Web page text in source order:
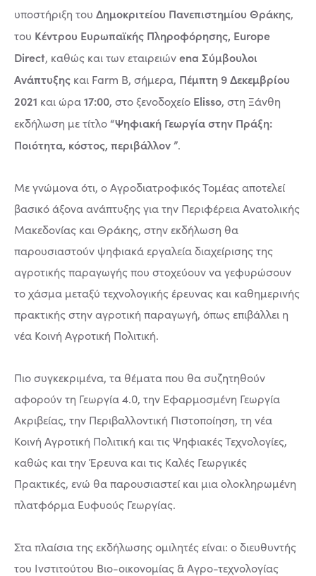
υποστήριξη του Δημοκριτείου Πανεπιστημίου Θράκης,
του Κέντρου Ευρωπαϊκής Πληροφόρησης, Europe
Direct, καθώς και των εταιρειώνena Σύμβουλοι
Ανάπτυξης και Farm B, σήμερα, Πέμπτη 9 Δεκεμβρίου
2021 και ώρα17:00, στο ξενοδοχείο Elisso, στη Ξάνθη
εκδήλωση με τίτλο “Ψηφιακή Γεωργία στην Πράξη:
Ποιότητα, κόστος, περιβάλλον ”.
Με γνώμονα ότι, ο Αγροδιατροφικός Τομέας αποτελεί
βασικό άξονα ανάπτυξης για την Περιφέρεια Ανατολικής
Μακεδονίας και Θράκης, στην εκδήλωση θα
παρουσιαστούν ψηφιακά εργαλεία διαχείρισης της
αγροτικής παραγωγής που στοχεύουν να γεφυρώσουν
το χάσμα μεταξύ τεχνολογικής έρευνας και καθημερινής
πρακτικής στην αγροτική παραγωγή, όπως επιβάλλει η
νέα Κοινή Αγροτική Πολιτική.
Πιο συγκεκριμένα, τα θέματα που θα συζητηθούν
αφορούν τη Γεωργία 4.0, την Εφαρμοσμένη Γεωργία
Ακριβείας, την Περιβαλλοντική Πιστοποίηση, τη νέα
Κοινή Αγροτική Πολιτική και τις Ψηφιακές Τεχνολογίες,
καθώς και την Έρευνα και τις Καλές Γεωργικές
Πρακτικές, ενώ θα παρουσιαστεί και μια ολοκληρωμένη
πλατφόρμα Ευφυούς Γεωργίας.
Στα πλαίσια της εκδήλωσης ομιλητές είναι: ο διευθυντής
του Ινστιτούτου Βιο-οικονομίας & Αγρο-τεχνολογίας